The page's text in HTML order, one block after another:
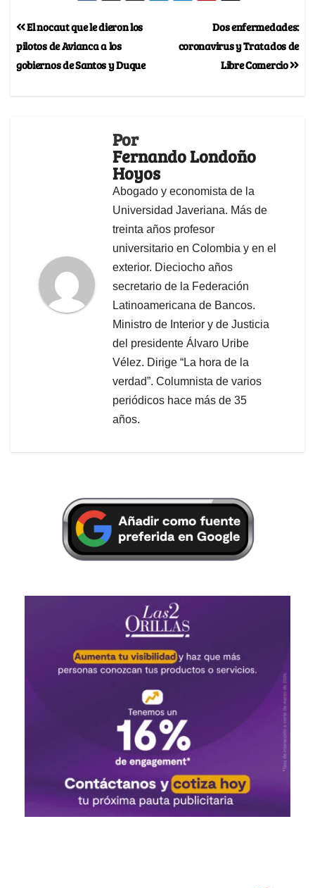
Dos enfermedades:
coronavirus y Tratados de
Libre Comercio
El nocaut que le dieron los
pilotos de Avianca a los
gobiernos de Santos y Duque
Por
Fernando Londoño
Hoyos
Abogado y economista de la
Universidad Javeriana. Más de
treinta años profesor
universitario en Colombia y en el
exterior. Dieciocho años
secretario de la Federación
Latinoamericana de Bancos.
Ministro de Interior y de Justicia
del presidente Álvaro Uribe
Vélez. Dirige “La hora de la
verdad”. Columnista de varios
periódicos hace más de 35
años.